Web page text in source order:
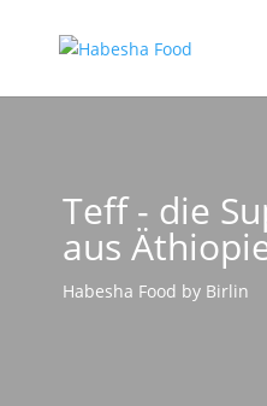
Teff - die
aus
Habesha Food by Birlin